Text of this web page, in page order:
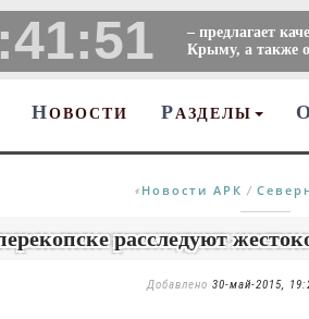
– предлагает
Крыму, а также о
НОВОСТИ Р АЗДЕЛЫ О
« Новости АРК /
расследуют
Добавлено 30-май-2015,